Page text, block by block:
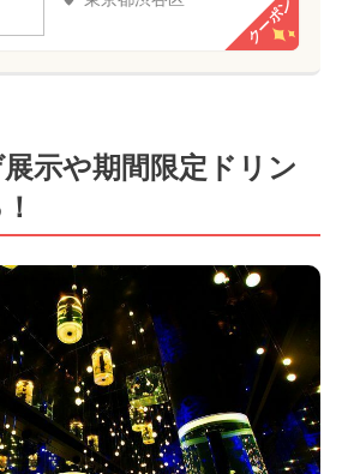
クーポン
示や期間限定ドリン